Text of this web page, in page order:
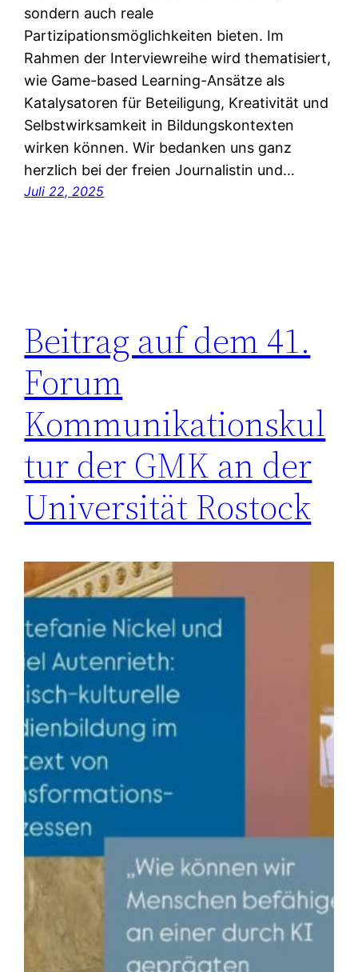
sondern auch reale
Partizipationsmöglichkeiten bieten. Im
Rahmen der Interviewreihe wird thematisiert,
wie Game-based Learning-Ansätze als
Katalysatoren für Beteiligung, Kreativität und
Selbstwirksamkeit in Bildungskontexten
wirken können. Wir bedanken uns ganz
herzlich bei der freien Journalistin und…
Juli 22, 2025
Beitrag auf dem 41.
Forum
Kommunikationskul
tur der GMK an der
Universität Rostock